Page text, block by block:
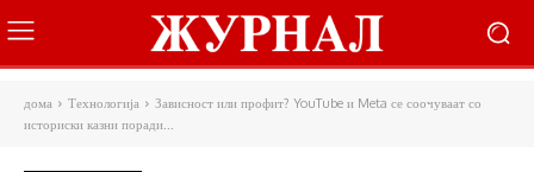
дома Технологија
Зависност или профит? YouTube и Meta се соочуваат со
историски казни поради...